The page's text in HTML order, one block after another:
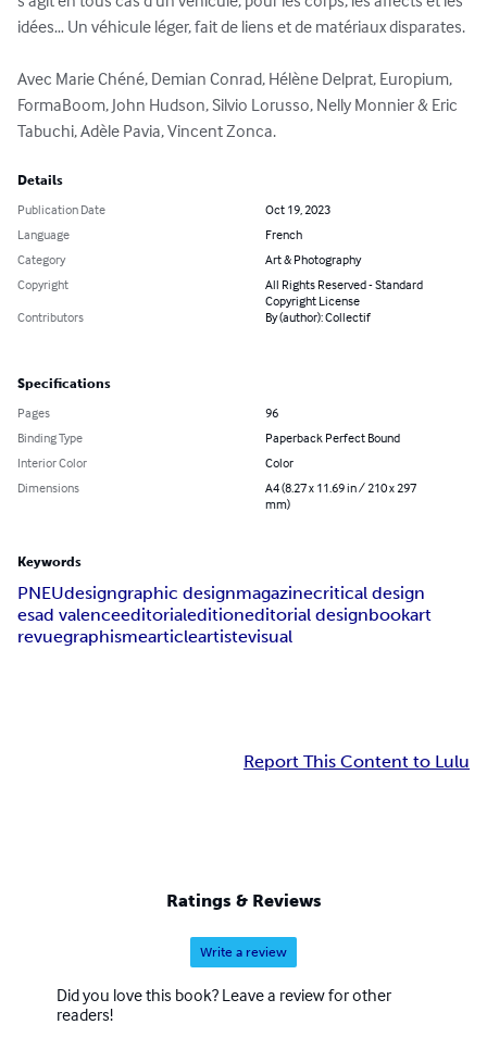
idées… Un véhicule léger, fait de liens et de matériaux disparates.
Avec Marie Chéné, Demian Conrad, Hélène Delprat, Europium,
FormaBoom, John Hudson, Silvio Lorusso, Nelly Monnier & Eric
Tabuchi, Adèle Pavia, Vincent Zonca.
Details
Publication Date
Oct 19, 2023
Language
French
Category
Art & Photography
Copyright
All Rights Reserved - Standard
Copyright License
Contributors
By (author): Collectif
Specifications
Pages
96
Binding Type
Paperback Perfect Bound
Interior Color
Color
Dimensions
A4 (8.27 x 11.69 in / 210 x 297
mm)
Keywords
PNEUdesigngraphic designmagazinecritical design
esad valenceeditorialeditioneditorial designbookart
revuegraphismearticleartistevisual
Report This Content to Lulu
Ratings & Reviews
Write a review
Did you love this book? Leave a review for other
readers!